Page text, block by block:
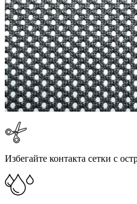
Избегайте контакта сетки с